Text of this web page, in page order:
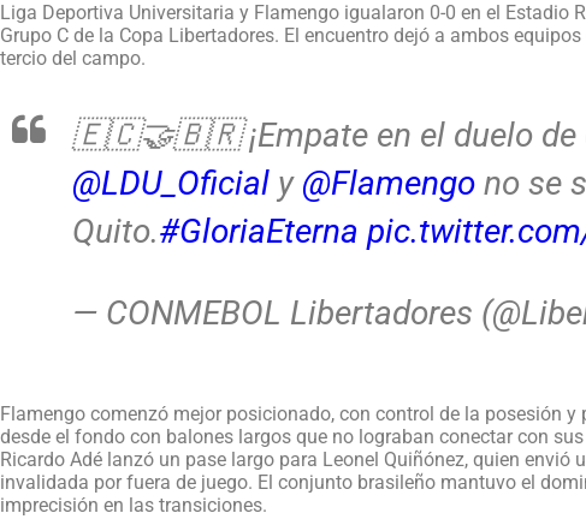
Liga Deportiva Universitaria y Flamengo igualaron 0-0 en el Estadio
Grupo C de la Copa Libertadores. El encuentro dejó a ambos
tercio del campo.
🇪🇨🤝🇧🇷 ¡Empate en el duelo de
@LDU_Oficial y @Flamengo no se
Quito.#GloriaEterna
— CONMEBOL Libertadores
Flamengo comenzó mejor posicionado, con control de la posesión
desde el fondo con balones largos que no lograban conectar con
Ricardo Adé lanzó un pase largo para Leonel Quiñónez, quien envió
invalidada por fuera de juego. El conjunto brasileño mantuvo el
imprecisión en las transiciones.